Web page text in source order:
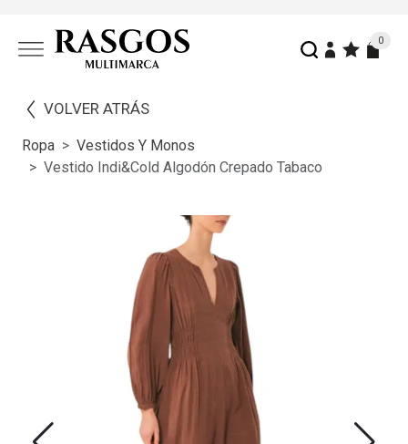
0
VOLVER ATRÁS
Ropa
Vestidos Y Monos
Vestido Indi&cold Algodón Crepado Tabaco